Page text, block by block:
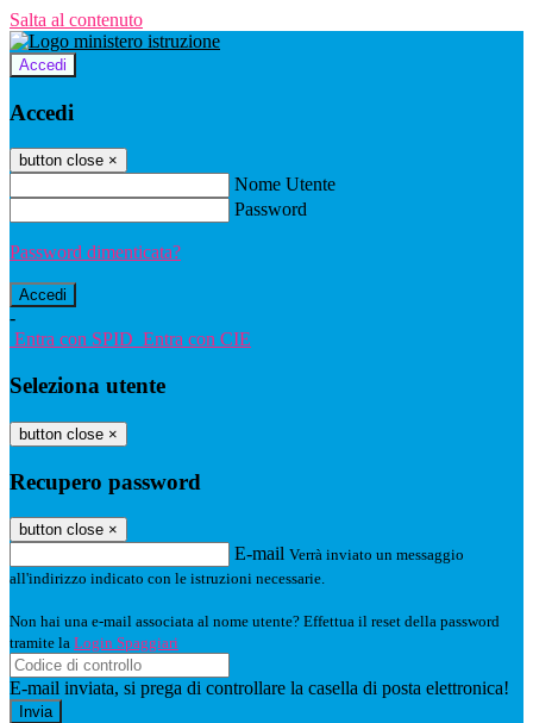
Salta al contenuto
Accedi
Accedi
button close ×
Nome Utente
Password
Password dimenticata?
-
Entra con SPID Entra con CIE
Seleziona utente
button close ×
Recupero password
button close ×
E-mail Verrà inviato un messaggio
all'indirizzo indicato con le istruzioni necessarie.
Non hai una e-mail associata al nome utente? Effettua il reset della password
tramite la Login Spaggiari
E-mail inviata, si prega di controllare la casella di posta elettronica!